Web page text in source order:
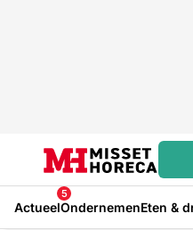
Actueel
5
OndernemenEten &